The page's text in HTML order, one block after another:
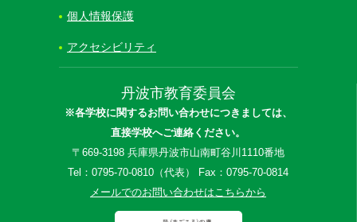
丹波市教育委員会
※各学校に関するお問い合わせにつきましては、
直接学校へご連絡ください。
〒669-3198 兵庫県丹波市山南町谷川1110番地
Tel：0795-70-0810（代表） Fax：0795-70-0814
メールでのお問い合わせはこちらから
個人情報保護
アクセシビリティ